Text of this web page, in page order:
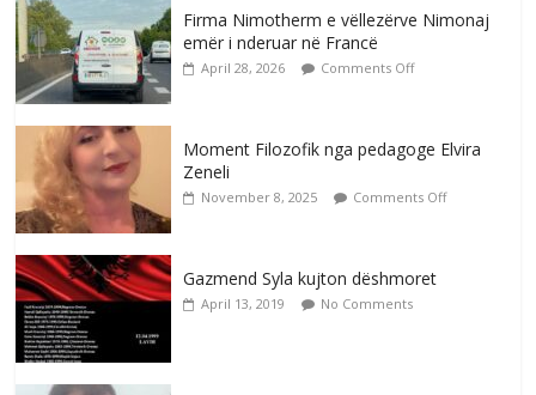
Firma Nimotherm e vëllezërve Nimonaj
emër i nderuar në Francë
April 28, 2026 Comments Off
Moment Filozofik nga pedagoge Elvira
Zeneli
November 8, 2025 Comments Off
Gazmend Syla kujton dëshmoret
April 13, 2019 No Comments